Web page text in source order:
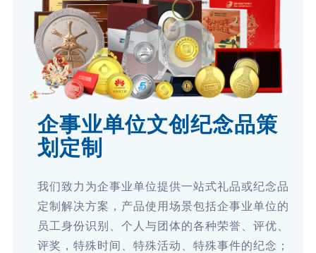
企事业单位文创纪念品策
划定制
我们致力为企事业单位提供一站式礼品或纪念品
定制解决方案，产品使用场景包括企事业单位的
员工身份识别、个人与团体的各种荣誉、评优、
评奖，特殊时间、特殊活动、特殊事件的纪念；